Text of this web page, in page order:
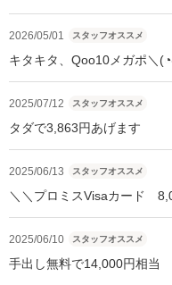
2026/05/01 スタッフオススメ
キタキタ、Qoo10メガポ＼
2025/07/12 スタッフオススメ
タダで3,863円あげます
2025/06/13 スタッフオススメ
＼＼プロミスVisaカード
2025/06/10 スタッフオススメ
手出し無料で14,000円相当